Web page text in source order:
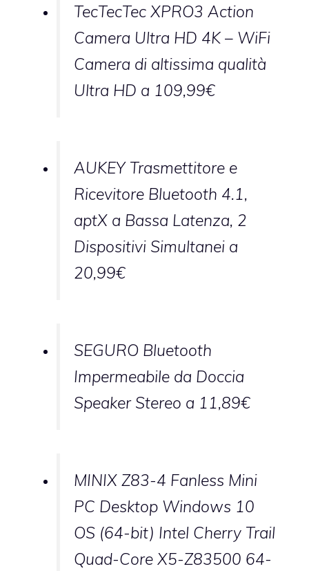
TecTecTec XPRO3 Action
Camera Ultra HD 4K – WiFi
Camera di altissima qualità
Ultra HD a 109,99€
AUKEY Trasmettitore e
Ricevitore Bluetooth 4.1,
aptX a Bassa Latenza, 2
Dispositivi Simultanei a
20,99€
SEGURO Bluetooth
Impermeabile da Doccia
Speaker Stereo a 11,89€
MINIX Z83-4 Fanless Mini
PC Desktop Windows 10
OS (64-bit) Intel Cherry Trail
Quad-Core X5-Z83500 64-